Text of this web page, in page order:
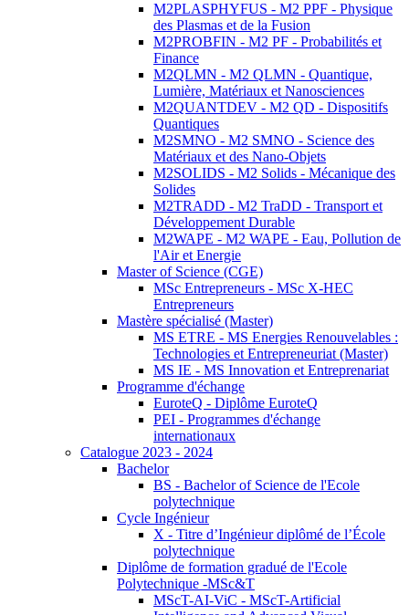
M2PLASPHYFUS - M2 PPF - Physique
des Plasmas et de la Fusion
M2PROBFIN - M2 PF - Probabilités et
Finance
M2QLMN - M2 QLMN - Quantique,
Lumière, Matériaux et Nanosciences
M2QUANTDEV - M2 QD - Dispositifs
Quantiques
M2SMNO - M2 SMNO - Science des
Matériaux et des Nano-Objets
M2SOLIDS - M2 Solids - Mécanique des
Solides
M2TRADD - M2 TraDD - Transport et
Développement Durable
M2WAPE - M2 WAPE - Eau, Pollution de
l'Air et Energie
Master of Science (CGE)
MSc Entrepreneurs - MSc X-HEC
Entrepreneurs
Mastère spécialisé (Master)
MS ETRE - MS Energies Renouvelables :
Technologies et Entrepreneuriat (Master)
MS IE - MS Innovation et Entreprenariat
Programme d'échange
EuroteQ - Diplôme EuroteQ
PEI - Programmes d'échange
internationaux
Catalogue 2023 - 2024
Bachelor
BS - Bachelor of Science de l'Ecole
polytechnique
Cycle Ingénieur
X - Titre d’Ingénieur diplômé de l’École
polytechnique
Diplôme de formation gradué de l'Ecole
Polytechnique -MSc&T
MScT-AI-ViC - MScT-Artificial